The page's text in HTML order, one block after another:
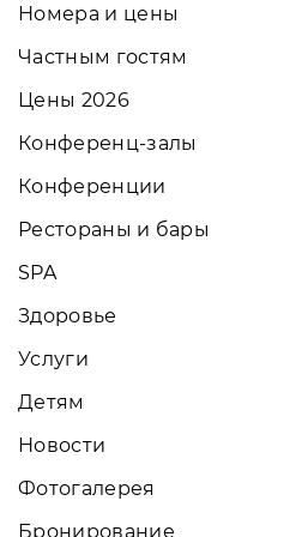
Номера и цены
Частным гостям
Цены 2026
Конференц-залы
Конференции
Рестораны и бары
SPA
Здоровье
Услуги
Детям
Новости
Фотогалерея
Бронирование